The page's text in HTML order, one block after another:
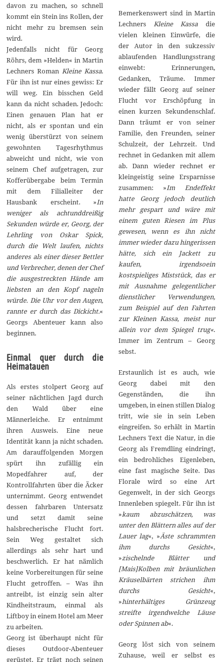
davon zu machen, so schnell
kommt ein Stein ins Rollen, der
nicht mehr zu bremsen sein
wird.
Jedenfalls nicht für Georg
Röhrs, dem »Helden« in Martin
Lechners RomanKleine Kassa.
Für ihn ist nur eines gewiss: Er
will weg. Ein bisschen Geld
kann da nicht schaden. Jedoch:
Einen genauen Plan hat er
nicht, als er spontan und ein
wenig überstürzt von seinem
gewohnten Tagesrhythmus
abweicht und nicht, wie von
seinem Chef aufgetragen, zur
Kofferübergabe beim Termin
mit dem Filialleiter der
Hausbank erscheint. »In
weniger als achtunddreißig
Sekunden würde er, Georg, der
Lehrling von Oskar Spick,
durch die Welt laufen, nichts
anderes als einer dieser Bettler
und Verbrecher, denen der Chef
die ausgestreckten Hände am
liebsten an den Kopf nageln
würde. Die Uhr vor den Augen,
rannte er durch das Dickicht.«
Georgs Abenteuer kann also
beginnen.
Einmal quer durch die
Heimatauen
Als erstes stolpert Georg auf
seiner nächtlichen Jagd durch
den Wald über eine
Männerleiche. Er entnimmt
ihren Ausweis. Eine neue
Identität kann ja nicht schaden.
Am darauffolgenden Morgen
spürt ihn zufällig ein
Mopedfahrer auf, der
Kontrollfahrten über die Äcker
unternimmt. Georg entwendet
dessen fahrbaren Untersatz
und setzt damit seine
halsbrecherische Flucht fort.
Sein Weg gestaltet sich
allerdings als sehr hart und
beschwerlich. Er hat nämlich
keine Vorbereitungen für seine
Flucht getroffen. – Was ihn
antreibt, ist einzig sein alter
Kindheitstraum, einmal als
Liftboy in einem Hotel am Meer
zu arbeiten.
Georg ist überhaupt nicht für
dieses Outdoor-Abenteuer
gerüstet. Er trägt noch seinen
Bemerkenswert sind in Martin
Lechners
Kleine Kassadie
vielen kleinen Einwürfe, die
der Autor in den sukzessiv
ablaufenden Handlungsstrang
einwebt: Erinnerungen,
Gedanken, Träume. Immer
wieder fällt Georg auf seiner
Flucht vor Erschöpfung in
einen kurzen Sekundenschlaf.
Dann träumt er von seiner
Familie, den Freunden, seiner
Schulzeit, der Lehrzeit. Und
rechnet in Gedanken mit allem
ab. Dann wieder rechnet er
kleingeistig seine Ersparnisse
zusammen: »Im Endeffekt
hatte Georg jedoch deutlich
mehr gespart und wäre mit
einem guten Riesen im Plus
gewesen, wenn es ihn nicht
immer wieder dazu hingerissen
hätte, sich ein Jackett zu
kaufen, irgendsoein
kostspieliges Miststück, das er
mit Ausnahme gelegentlicher
dienstlicher Verwendungen,
zum Beispiel auf den Fahrten
zur Kleinen Kassa, meist nur
allein vor dem Spiegel trug«.
Immer im Zentrum – Georg
sebst.
Erstaunlich ist es auch, wie
Georg dabei mit den
Gegenständen, die ihn
umgeben, in einen stillen Dialog
tritt, wie sie in sein Leben
eingreifen. So erhält in Martin
Lechners Text die Natur, in die
Georg als Fremdling eindringt,
ein bedrohliches Eigenleben,
eine fast magische Seite. Das
Florale wird so eine Art
Gegenwelt, in der sich Georgs
Innenleben spiegelt. Für ihn ist
»kaum abzuschätzen, was
unter den Blättern alles auf der
Lauer lag«, »Äste schrammten
ihm durchs Gesicht«,
»zischelnde Blätter und
[Mais]Kolben mit bräunlichen
Kräuselbärten strichen ihm
durchs Gesicht«,
»hinterhältiges Grünzeug
streifte irgendwelche Läuse
oder Spinnen ab«.
Georg löst sich von seinem
Zuhause, weil er selbst es